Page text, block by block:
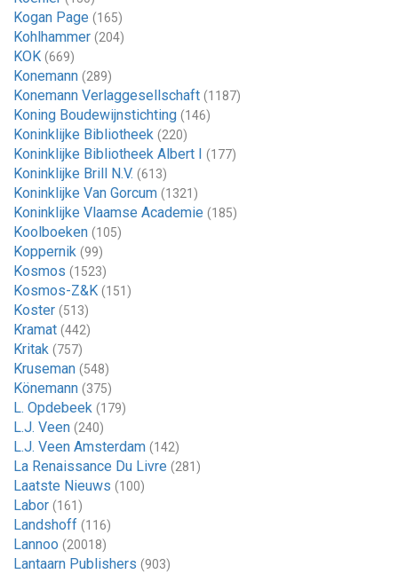
Kogan Page (165)
Kohlhammer (204)
KOK (669)
Konemann (289)
Konemann Verlaggesellschaft (1187)
Koning Boudewijnstichting (146)
Koninklijke Bibliotheek (220)
Koninklijke Bibliotheek Albert I (177)
Koninklijke Brill N.V. (613)
Koninklijke Van Gorcum (1321)
Koninklijke Vlaamse Academie (185)
Koolboeken (105)
Koppernik (99)
Kosmos (1523)
Kosmos-Z&K (151)
Koster (513)
Kramat (442)
Kritak (757)
Kruseman (548)
Könemann (375)
L. Opdebeek (179)
L.J. Veen (240)
L.J. Veen Amsterdam (142)
La Renaissance Du Livre (281)
Laatste Nieuws (100)
Labor (161)
Landshoff (116)
Lannoo (20018)
Lantaarn Publishers (903)